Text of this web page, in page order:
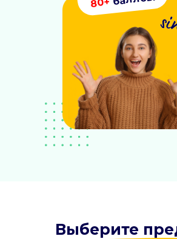
Выберите